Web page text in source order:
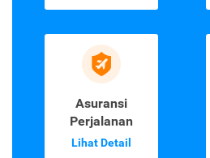
Asuransi
Perjalanan
Lihat Detail